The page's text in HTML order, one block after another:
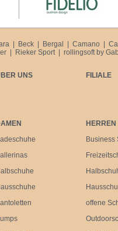
Beck Bergal Camano
Rieker Sport rollingsoft by
UNS FILIALE
HERREN
Business
offene